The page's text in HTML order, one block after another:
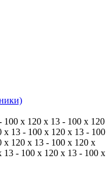
100 x 120 x 13 - 100 x 120
x 13 - 100 x 120 x 13 - 100
x 120 x 13 - 100 x 120 x
13 - 100 x 120 x 13 - 100 x